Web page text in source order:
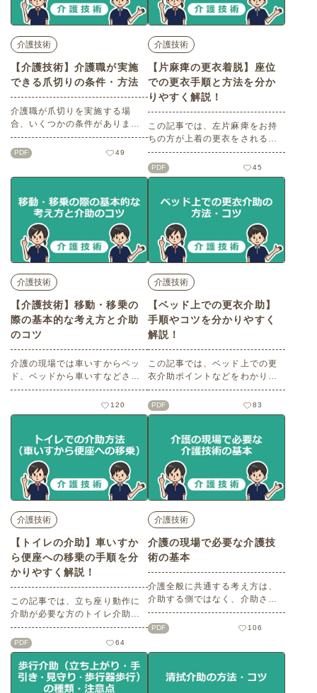
介護技術
【介護技術】介護職が実施
できる爪切りの条件・方法
介護職が爪切りを実施する場
合、いくつかの条件がありま
す。また高齢者の爪は硬くもろ
くなっていますので、爪の切り
ます。 この記事では、介護職が
をわかりやすくご紹介します。
※記事の内容は2021年3月時点
の情報をもとに作成していま
す。
PDF 49
介護技術
【片麻痺の更衣着脱】座位
での更衣手順と方法を分か
りやすく解説！
この記事では、左片麻痺をお持
ちの方が上着の更衣をされる際
のポイントをご紹介します。
（座位は安定されている設定で
解説しています。）
PDF 45
介護技術
【介護技術】移動・移乗の
際の基本的な考え方と介助
のコツ
介護の現場では車いすからベッ
ド、ベッドから車いすなどさま
ざまなシーンで移乗介助が必要
になります。 この記事では移
動・移乗の基本的な考え方と介
します。
120
介護技術
【ベッド上での更衣介助】
手順やコツを分かりやすく
解説！
この記事では、ベッド上での更
衣介助ポイントなどをわかりや
すくご紹介します。ここでは、
『ご自分から動く事は難しい
が、麻痺・痛みはなく、コミュ
ルに解説します。 ※記事の内容
は2021年3月時点の情報をもと
に作成しています。
PDF 83
介護技術
【トイレの介助】車いすか
ら便座への移乗の手順を分
かりやすく解説！
この記事では、立ち座り動作に
介助が必要な方のトイレ介助
（車いすから便座への移乗）に
ついてわかりやすく解説しま
す。※記事の内容は2021年3月
時点の情報をもとに作成してい
ます。
PDF 64
介護技術
介護の現場で必要な介護技
術の基本
介護全般に共通する考え方は、
介助する側ではなく、介助され
る側を主として考えることで
す。どんな場面でもご利用者の
めに介護技術の基本6つのポイン
容は2021年3月時点の情報をも
PDF 106